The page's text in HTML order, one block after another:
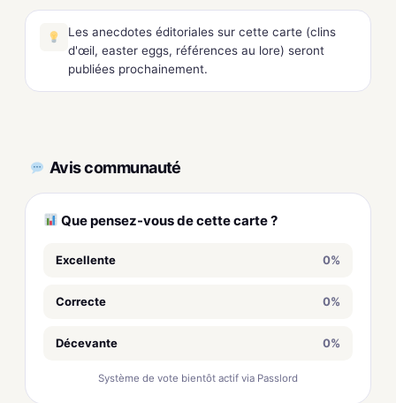
Les anecdotes éditoriales sur cette carte (clins
d'œil, easter eggs, références au lore) seront
publiées prochainement.
Avis communauté
Que pensez-vous de cette carte ?
Excellente 0%
Correcte 0%
Décevante 0%
Système de vote bientôt actif via Passlord